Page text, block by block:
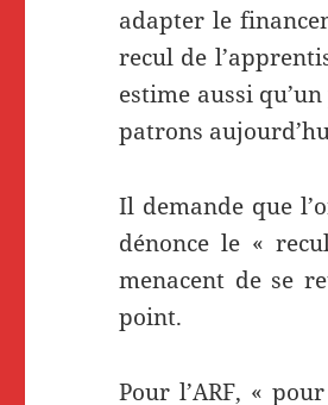
adapter le
recul de
estime aussi
patrons
Il demande que
dénonce le «
menacent de se
point.
Pour l’ARF, «